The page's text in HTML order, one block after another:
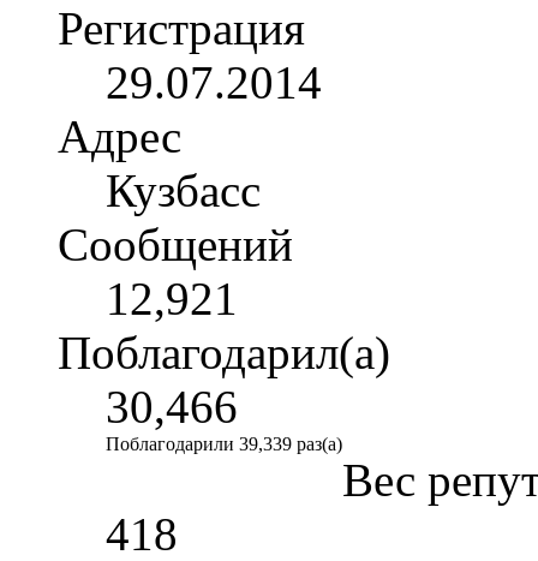
Регистрация
29.07.2014
Адрес
Кузбасс
Сообщений
12,921
Поблагодарил(а)
30,466
Поблагодарили 39,339 раз(а)
Вес
418